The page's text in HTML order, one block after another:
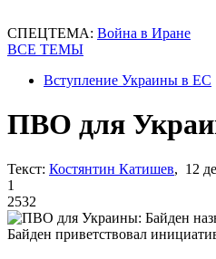
СПЕЦТЕМА: Война в Иране
ВСЕ ТЕМЫ
Вступление Украины в ЕС
ПВО для
Текст: Костянтин Катишев, 12
1
2532
Байден приветствовал